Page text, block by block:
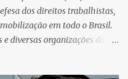
dos direitos trabalhistas,
em todo o Brasil.
diversas organizações da